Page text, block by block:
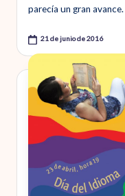
parecía un gran avance.
21 de junio de 2016